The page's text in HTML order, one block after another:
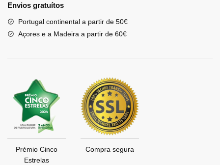
Envios gratuítos
Portugal continental a partir de 50€
Açores e a Madeira a partir de 60€
Prémio Cinco
Estrelas
Compra segura